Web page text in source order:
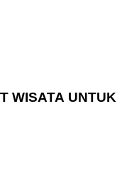
WISATA UNTUK